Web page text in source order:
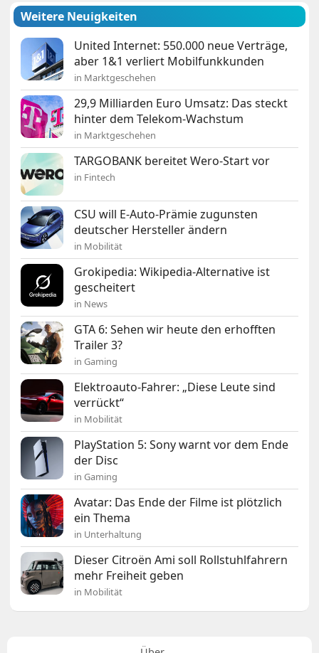
Weitere Neuigkeiten
United Internet: 550.000 neue Verträge,
aber 1&1 verliert Mobilfunkkunden
in Marktgeschehen
29,9 Milliarden Euro Umsatz: Das steckt
hinter dem Telekom-Wachstum
in Marktgeschehen
TARGOBANK bereitet Wero-Start vor
in Fintech
CSU will E-Auto-Prämie zugunsten
deutscher Hersteller ändern
in Mobilität
Grokipedia: Wikipedia-Alternative ist
gescheitert
in News
GTA 6: Sehen wir heute den erhofften
Trailer 3?
in Gaming
Elektroauto-Fahrer: „Diese Leute sind
verrückt“
in Mobilität
PlayStation 5: Sony warnt vor dem Ende
der Disc
in Gaming
Avatar: Das Ende der Filme ist plötzlich
ein Thema
in Unterhaltung
Dieser Citroën Ami soll Rollstuhlfahrern
mehr Freiheit geben
in Mobilität